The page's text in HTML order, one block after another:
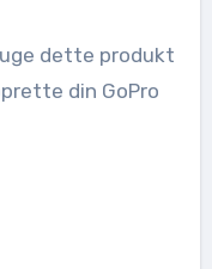
dette produkt
din GoPro